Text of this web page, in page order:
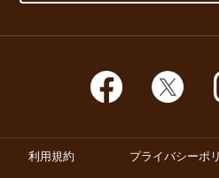
利用規約 プライバシーポ